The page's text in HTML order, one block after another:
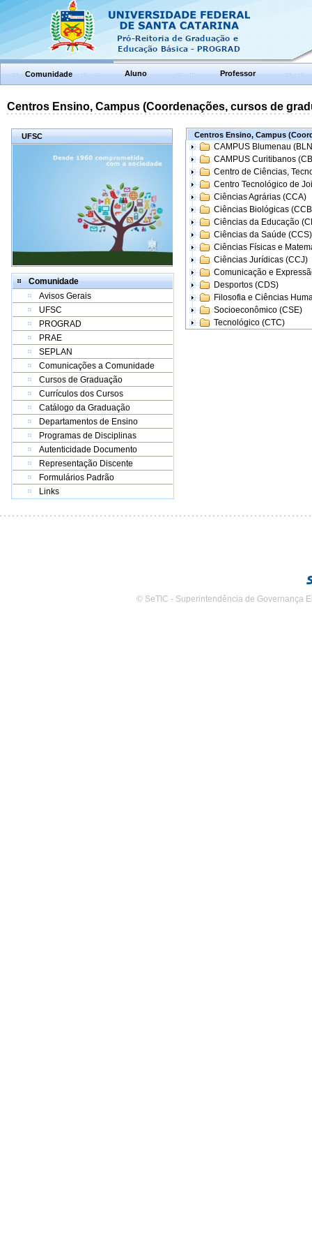
Comunidade Aluno Professor
Centros Ensino, Campus (Coordenações, cursos de
UFSC
Comunidade
Avisos Gerais
UFSC
PROGRAD
PRAE
SEPLAN
Comunicações a Comunidade
Cursos de Graduação
Currículos dos Cursos
Catálogo da Graduação
Departamentos de Ensino
Programas de Disciplinas
Autenticidade Documento
Representação Discente
Formulários Padrão
Links
Centros Ensino, Campus
CAMPUS Blumenau
CAMPUS Curitibanos
Centro de Ciências,
Centro Tecnológico de
Ciências Agrárias (CCA)
Ciências Biológicas
Ciências da Educação
Ciências da Saúde (CCS)
Ciências Físicas e
Ciências Jurídicas (CCJ)
Comunicação e
Desportos (CDS)
Filosofia e Ciências
Socioeconômico (CSE)
Tecnológico (CTC)
© SeTIC - Superintendência de Governança